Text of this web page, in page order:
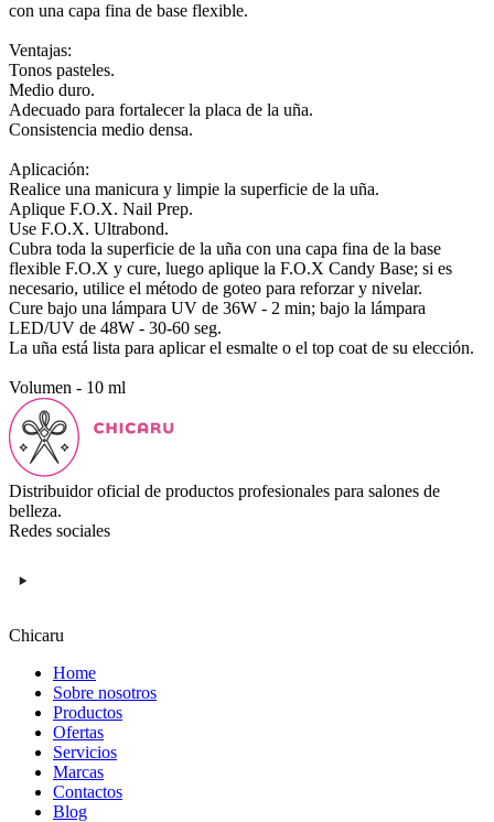
con una capa fina de base flexible.
Ventajas:
Tonos pasteles.
Medio duro.
Adecuado para fortalecer la placa de la uña.
Consistencia medio densa.
Aplicación:
Realice una manicura y limpie la superficie de la uña.
Aplique F.O.X. Nail Prep.
Use F.O.X. Ultrabond.
Cubra toda la superficie de la uña con una capa fina de la base
flexible F.O.X y cure, luego aplique la F.O.X Candy Base; si es
necesario, utilice el método de goteo para reforzar y nivelar.
Cure bajo una lámpara UV de 36W - 2 min; bajo la lámpara
LED/UV de 48W - 30-60 seg.
La uña está lista para aplicar el esmalte o el top coat de su elección.
Volumen - 10 ml
Distribuidor oficial de productos profesionales para salones de
belleza.
Redes sociales
Chicaru
Home
Sobre nosotros
Productos
Ofertas
Servicios
Marcas
Contactos
Blog